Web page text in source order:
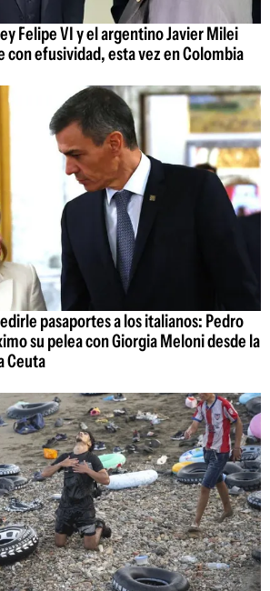
Felipe VI y el argentino Javier Milei
con efusividad, esta vez en Colombia
pasaportes a los italianos: Pedro
su pelea con Giorgia Meloni desde la
Ceuta